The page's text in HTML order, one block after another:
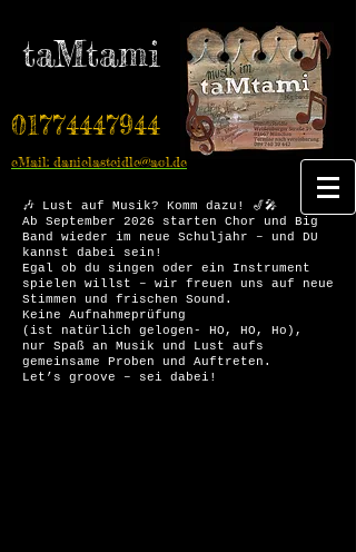
taMtami
🎶 Lust auf Musik? Komm dazu! 🎷🎤
Ab September 2026 starten Chor und Big
Band wieder im neue Schuljahr – und DU
kannst dabei sein!
Egal ob du singen oder ein Instrument
spielen willst – wir freuen uns auf neue
Stimmen und frischen Sound.
Keine Aufnahmeprüfung
(ist natürlich gelogen- HO, HO, Ho),
nur Spaß an Musik und Lust aufs
gemeinsame Proben und Auftreten.
Let’s groove – sei dabei!
01774447944
eMail: danielasteidle@aol.de